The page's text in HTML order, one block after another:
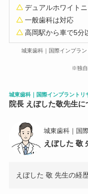
デュアルホワイト
一般歯科は対応
高岡駅から車で5分
城東歯科｜国際インプラ
※独自
城東歯科｜国際インプラントリ
院長 えぼした敬先生に
城東歯科｜国
えぼした 敬
えぼした 敬 先生の経